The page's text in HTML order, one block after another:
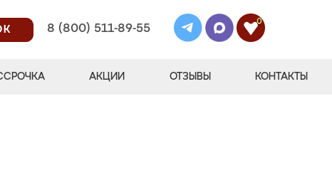
8 (800) 511-89-55
0
АКЦИИ ОТЗЫВЫ КОНТАКТЫ